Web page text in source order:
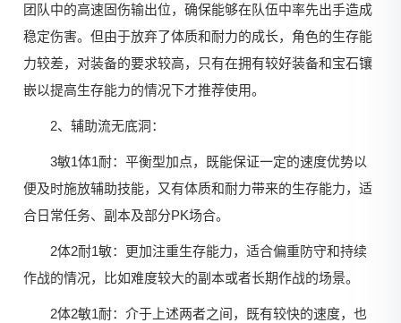
团队中的高速固伤输出位，确保能够在队伍中率先出手造成
稳定伤害。但由于放弃了体质和耐力的成长，角色的生存能
力较差，对装备的要求较高，只有在拥有较好装备和宝石镶
嵌以提高生存能力的情况下才推荐使用。
2、辅助流无底洞：
3敏1体1耐：平衡型加点，既能保证一定的速度优势以
便及时施放辅助技能，又有体质和耐力带来的生存能力，适
合日常任务、副本及部分PK场合。
2体2耐1敏：更加注重生存能力，适合偏重防守和持续
作战的情况，比如难度较大的副本或者长期作战的场景。
2体2敏1耐：介于上述两者之间，既有较快的速度，也